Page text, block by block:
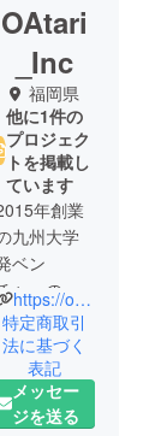
OAtari
_Inc
福岡県
他に1件の
プロジェク
トを掲載し
ています
年創業
九州大学
ベン
ャーの株
式会社 小
名細胞アッ
セイ技術研
所
O'Atari
https://oatari-inc.com/
特定商取引
法に基づく
表記
メッセー
ジを送る